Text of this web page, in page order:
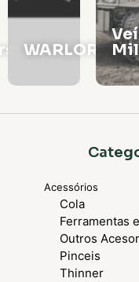
WARLORD
Acessórios
Cola
Ferramentas
Outros
Pinceis
Thinner